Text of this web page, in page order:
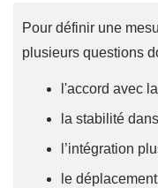
Pour définir une
plusieurs questions
l'accord avec
la stabilité
l’intégration
le